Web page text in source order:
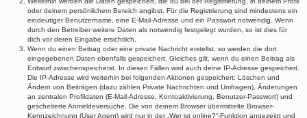
oder deinem persönlichem Bereich angibst. Für die Registrierung sind mindestens ein
eindeutiger Benutzername, eine E-Mail-Adresse und ein Passwort notwendig. Wenn
durch den Betreiber weitere Daten als notwendig festgelegt wurden, so ist dies für
dich vor deren Eingabe ersichtlich.
Wenn du einen Beitrag oder eine private Nachricht erstellst, so werden die dort
eingegebenen Daten ebenfalls gespeichert. Gleiches gilt, wenn du einen Beitrag als
Entwurf zwischenspeicherst. In diesen Fällen wird auch deine IP-Adresse gespeichert.
Die IP-Adresse wird weiterhin bei folgenden Aktionen gespeichert: Löschen und
Ändern von Beiträgen (dazu zählen Private Nachrichten und Umfragen), Änderungen
an zentralen Profildaten (E-Mail-Adresse, Kontoaktivierung, Benutzer-Passwort) und
gescheiterte Anmeldeversuche. Die von deinem Browser übermittelte Browser-
Kennzeichnung (User Agent) wird nur in der „Wer ist online?“-Funktion angezeigt und